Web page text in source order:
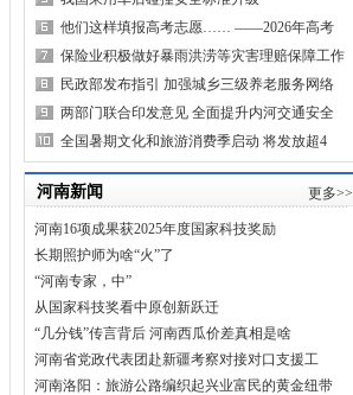
他们这样填报高考志愿…… ——2026年高考
保险业积极做好暴雨洪涝等灾害理赔保障工作
民政部发布指引 加强城乡三级养老服务网络
两部门联合印发意见 全面提升内河交通安全
全国暑期文化和旅游消费季启动 将发放超4
河南新闻 更多>>
河南16项成果获2025年度国家科技奖励
长期照护师为啥“火”了
“河南专家，中”
从国家科技奖看中原创新跃迁
“几分钱”传言背后 河南西瓜价差真相是啥
河南省党政代表团赴新疆考察对接对口支援工
河南洛阳：旅游公路编织起兴业富民的黄金纽带